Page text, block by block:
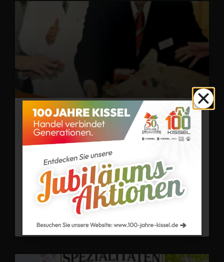
100 Jahre Kissel & 50 Jahre Kissel
Hausmetzgerei – Ein Blick in
unsere Geschichte
In unserem Jubiläumsjahr nehmen wir Sie mit auf
eine Reise durch 100 Jahre Kissel. Beim Stöbern
in unserem Archiv sind wir auf eine ganz
besondere
13. Juli 2026